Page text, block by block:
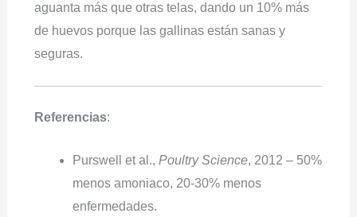
aguanta más que otras telas, dando un 10% más
de huevos porque las gallinas están sanas y
seguras.
Referencias:
Purswell et al., Poultry Science, 2012 – 50%
menos amoniaco, 20-30% menos
enfermedades.